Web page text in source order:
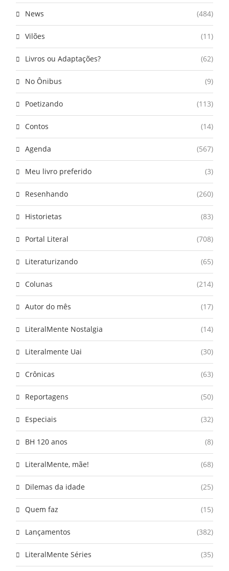
News (484)
Vilões (11)
Livros ou Adaptações? (62)
No Ônibus (9)
Poetizando (113)
Contos (14)
Agenda (567)
Meu livro preferido (3)
Resenhando (260)
Historietas (83)
Portal Literal (708)
Literaturizando (65)
Colunas (214)
Autor do mês (17)
LiteralMente Nostalgia (14)
Literalmente Uai (30)
Crônicas (63)
Reportagens (50)
Especiais (32)
BH 120 anos (8)
LiteralMente, mãe! (68)
Dilemas da idade (25)
Quem faz (15)
Lançamentos (382)
LiteralMente Séries (35)